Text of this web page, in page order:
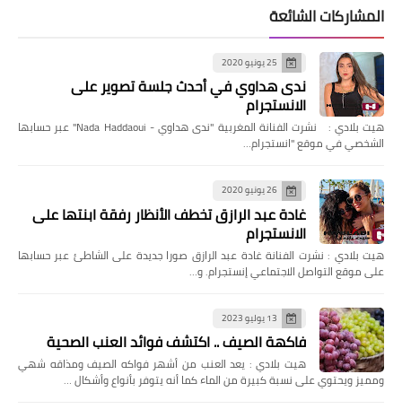
المشاركات الشائعة
25 يونيو 2020
ندى هداوي في أحدث جلسة تصوير على
الانستجرام
هيت بلادي : نشرت الفنانة المغربية "ندى هداوي - Nada Haddaoui" عبر حسابها
الشخصي في موقع "انستجرام…
26 يونيو 2020
غادة عبد الرازق تخطف الأنظار رفقة ابنتها على
الانستجرام
هيت بلادي : نشرت الفنانة غادة عبد الرازق صورا جديدة على الشاطئ عبر حسابها
على موقع التواصل الاجتماعي إنستجرام. و…
13 يوليو 2023
فاكهة الصيف .. اكتشف فوائد العنب الصحية
هيت بلادي : يعد العنب من أشهر فواكه الصيف ومذاقه شهي
ومميز ويحتوي على نسبة كبيرة من الماء كما أنه يتوفر بأنواع وأشكال …